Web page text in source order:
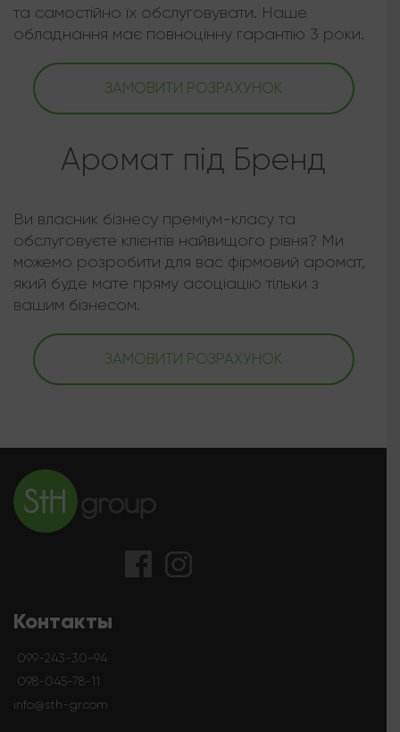
та самостійно їх обслуговувати. Наше
обладнання має повноцінну гарантію 3 роки.
ЗАМОВИТИ РОЗРАХУНОК
Аромат під Бренд
Ви власник бізнесу преміум-класу та
обслуговуєте клієнтів найвищого рівня? Ми
можемо розробити для вас фірмовий аромат,
який буде мате пряму асоціацію тільки з
вашим бізнесом.
ЗАМОВИТИ РОЗРАХУНОК
Контакты
099-243-30-94
098-045-78-11
info@sth-gr.com